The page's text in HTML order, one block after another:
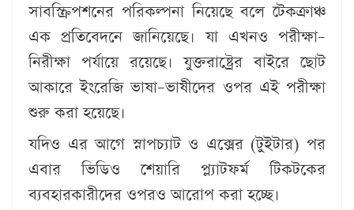
সাবস্ক্রিপশনের পরিকল্পনা নিয়েছে বলে টেকক্রাঞ্চ
এক প্রতিবেদনে জানিয়েছে। যা এখনও পরীক্ষা–
নিরীক্ষা পর্যায়ে রয়েছে। যুক্তরাষ্ট্রের বাইরে ছোট
আকারে ইংরেজি ভাষা–ভাষীদের ওপর এই পরীক্ষা
শুরু করা হয়েছে।
যদিও এর আগে স্নাপচ্যাট ও এক্সের (টুইটার) পর
এবার ভিডিও শেয়ারি প্ল্যাটফর্ম টিকটকের
ব্যবহারকারীদের ওপরও আরোপ করা হচ্ছে।